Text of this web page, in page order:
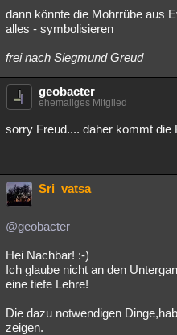
dann könnte die Mohrrübe aus
alles - symbolisieren
frei nach Siegmund Greud
geobacter
ehemaliges Mitglied
sorry Freud.... daher kommt die
Sri_vatsa
@geobacter
Hei Nachbar! :-)
Ich glaube nicht an den
eine tiefe Lehre!
Die dazu notwendigen
zeigen.